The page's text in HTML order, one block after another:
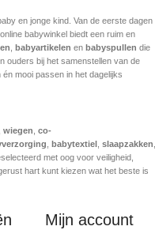
en jonge kind. Van de eerste dagen
babywinkel biedt een ruim en
babyartikelen en babyspullen die
ouders bij het samenstellen van de
mooi passen in het dagelijks
wiegen co-
babytextiel slaapzakken
met oog voor veiligheid,
hart kunt kiezen wat het beste is
met sterke en gekende
maar verliezen daarbij nooit
Mijn account